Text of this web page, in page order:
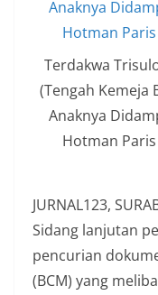
Terdakwa
(Tengah Kemeja
Anaknya
Hotman
JURNAL123,
Sidang lanjutan
pencurian
(BCM) yang